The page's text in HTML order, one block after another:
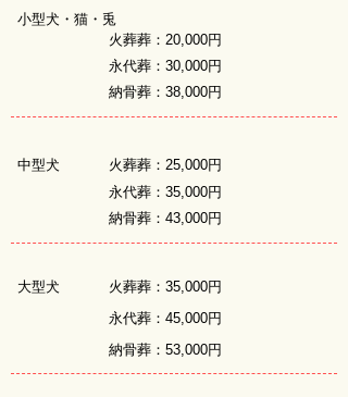
小型犬・猫・兎
火葬葬：20,000円
永代葬：30,000円
納骨葬：38,000円
中型犬
火葬葬：25,000円
永代葬：35,000円
納骨葬：43,000円
大型犬
火葬葬：35,000円
永代葬：45,000円
納骨葬：53,000円